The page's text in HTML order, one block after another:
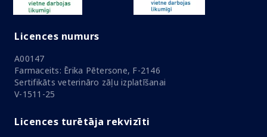
Licences numurs
A00147
Farmaceits: Ērika Pētersone, F-2146
Sertifikāts veterināro zāļu izplatīšanai
V-1511-25
Licences turētāja rekvizīti